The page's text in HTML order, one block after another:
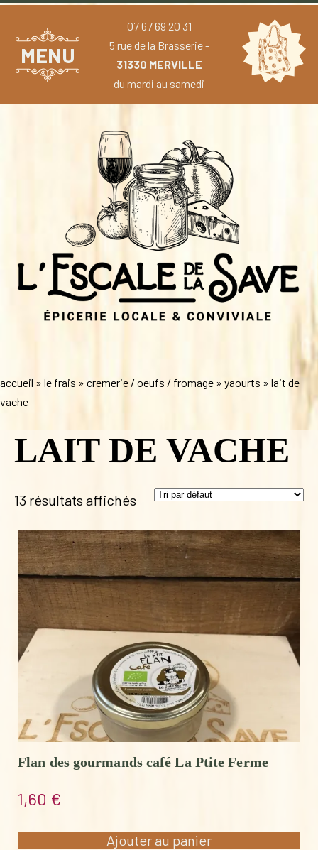
MENU
07 67 69 20 31
5 rue de la Brasserie -
31330 MERVILLE
du mardi au samedi
accueil » le frais » cremerie / oeufs / fromage » yaourts » lait de
vache
LAIT DE VACHE
13 résultats affichés
Flan des gourmands café La Ptite Ferme
1,60 €
Ajouter au panier